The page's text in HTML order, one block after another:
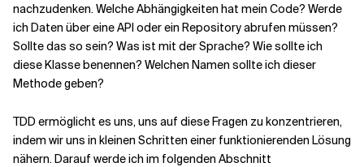
nachzudenken. Welche Abhängigkeiten hat mein Code? Werde
ich Daten über eine API oder ein Repository abrufen müssen?
Sollte das so sein? Was ist mit der Sprache? Wie sollte ich
diese Klasse benennen? Welchen Namen sollte ich dieser
Methode geben?
TDD ermöglicht es uns, uns auf diese Fragen zu konzentrieren,
indem wir uns in kleinen Schritten einer funktionierenden Lösung
nähern. Darauf werde ich im folgenden Abschnitt